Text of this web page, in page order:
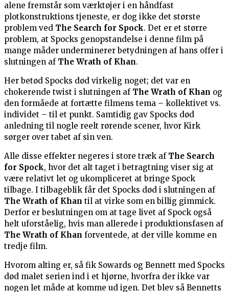
alene fremstår som værktøjer i en håndfast
plotkonstruktions tjeneste, er dog ikke det største
problem ved The Search for Spock. Det er et større
problem, at Spocks genopstandelse i denne film på
mange måder underminerer betydningen af hans offer i
slutningen af The Wrath of Khan.
Her betød Spocks død virkelig noget; det var en
chokerende twist i slutningen af The Wrath of Khan og
den formåede at fortætte filmens tema – kollektivet vs.
individet – til et punkt. Samtidig gav Spocks død
anledning til nogle reelt rørende scener, hvor Kirk
sørger over tabet af sin ven.
Alle disse effekter negeres i store træk af The Search
for Spock, hvor det alt taget i betragtning viser sig at
være relativt let og ukompliceret at bringe Spock
tilbage. I tilbageblik får det Spocks død i slutningen af
The Wrath of Khan til at virke som en billig gimmick.
Derfor er beslutningen om at tage livet af Spock også
helt uforståelig, hvis man allerede i produktionsfasen af
The Wrath of Khan forventede, at der ville komme en
tredje film.
Hvorom alting er, så fik Sowards og Bennett med Spocks
død malet serien ind i et hjørne, hvorfra der ikke var
nogen let måde at komme ud igen. Det blev så Bennetts